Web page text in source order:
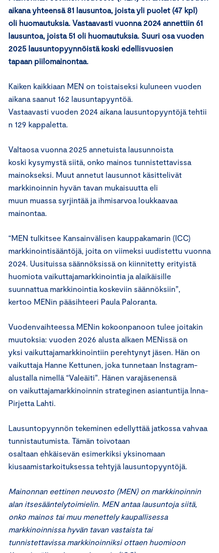
aikana yhteensä 81 lausuntoa, joista yli puolet (47 kpl)
oli huomautuksia. Vastaavasti vuonna 2024 annettiin 61
lausuntoa, joista 51 oli huomautuksia. Suuri osa vuoden
2025 lausuntopyynnöistä koski edellisvuosien
tapaan piilomainontaa.
Kaiken kaikkiaan MEN on toistaiseksi kuluneen vuoden
aikana saanut 162 lausuntapyyntöä.
Vastaavasti vuoden 2024 aikana lausuntopyyntöjä tehtii
n 129 kappaletta.
Valtaosa vuonna 2025 annetuista lausunnoista
koski kysymystä siitä, onko mainos tunnistettavissa
mainokseksi. Muut annetut lausunnot käsittelivät
markkinoinnin hyvän tavan mukaisuutta eli
muun muassa syrjintää ja ihmisarvoa loukkaavaa
mainontaa.
“MEN tulkitsee Kansainvälisen kauppakamarin (ICC)
markkinointisääntöjä, joita on viimeksi uudistettu vuonna
2024. Uusituissa säännöksissä on kiinnitetty erityistä
huomiota vaikuttajamarkkinointia ja alaikäisille
suunnattua markkinointia koskeviin säännöksiin”,
kertoo MENin pääsihteeri Paula Paloranta.
Vuodenvaihteessa MENin kokoonpanoon tulee joitakin
muutoksia: vuoden 2026 alusta alkaen MENissä on
yksi vaikuttajamarkkinointiin perehtynyt jäsen. Hän on
vaikuttaja Hanne Kettunen, joka tunnetaan Instagram-
alustalla nimellä “Valeäiti”. Hänen varajäsenensä
on vaikuttajamarkkinoinnin strateginen asiantuntija Inna-
Pirjetta Lahti.
Lausuntopyynnön tekeminen edellyttää jatkossa vahvaa
tunnistautumista. Tämän toivotaan
osaltaan ehkäisevän esimerkiksi yksinomaan
kiusaamistarkoituksessa tehtyjä lausuntopyyntöjä.
Mainonnan eettinen neuvosto (MEN) on markkinoinnin
alan itsesääntelytoimielin. MEN antaa lausuntoja siitä,
onko mainos tai muu menettely kaupallisessa
markkinoinnissa hyvän tavan vastaista tai
tunnistettavissa markkinoinniksi ottaen huomioon